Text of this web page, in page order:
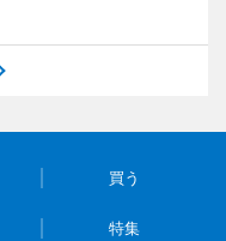
買う
特集